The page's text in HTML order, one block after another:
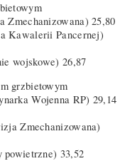
25,80
Kawalerii Pancernej)
wojskowe) 26,87
grzbietowym
Wojenna RP) 29,14
Zmechanizowana)
powietrzne) 33,52